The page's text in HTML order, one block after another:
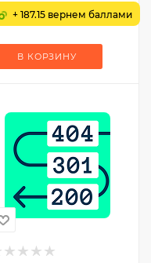
+ 187.15 вернем баллами
В КОРЗИНУ